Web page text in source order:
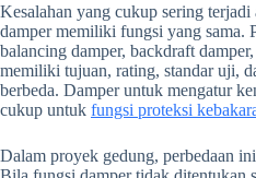
Kesalahan yang cukup sering terjadi
damper memiliki fungsi yang sama.
balancing damper, backdraft
memiliki tujuan, rating, standar uji,
berbeda. Damper untuk mengatur
cukup untuk fungsi proteksi
Dalam proyek gedung, perbedaan